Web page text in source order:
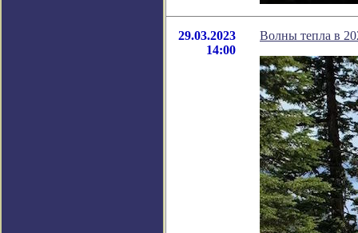
29.03.2023
14:00
Волны тепла в